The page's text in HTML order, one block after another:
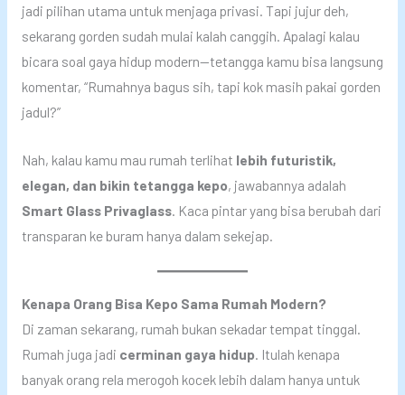
jadi pilihan utama untuk menjaga privasi. Tapi jujur deh,
sekarang gorden sudah mulai kalah canggih. Apalagi kalau
bicara soal gaya hidup modern—tetangga kamu bisa langsung
komentar, “Rumahnya bagus sih, tapi kok masih pakai gorden
jadul?”
Nah, kalau kamu mau rumah terlihat lebih futuristik,
elegan, dan bikin tetangga kepo, jawabannya adalah
Smart Glass Privaglass. Kaca pintar yang bisa berubah dari
transparan ke buram hanya dalam sekejap.
Kenapa Orang Bisa Kepo Sama Rumah Modern?
Di zaman sekarang, rumah bukan sekadar tempat tinggal.
Rumah juga jadi cerminan gaya hidup. Itulah kenapa
banyak orang rela merogoh kocek lebih dalam hanya untuk